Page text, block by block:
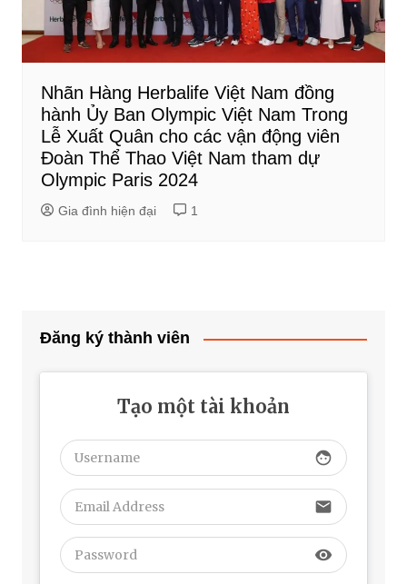
Nhãn Hàng Herbalife Việt Nam đồng
hành Ủy Ban Olympic Việt Nam Trong
Lễ Xuất Quân cho các vận động viên
Đoàn Thể Thao Việt Nam tham dự
Olympic Paris 2024
Gia đình hiện đại 1
Đăng ký thành viên
Tạo một tài khoản
face
email
visibility